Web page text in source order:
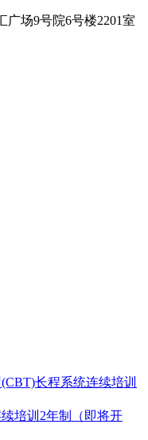
场9号院6号楼2201室
长程系统连续培训
培训2年制（即将开